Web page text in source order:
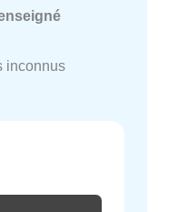
inconnus